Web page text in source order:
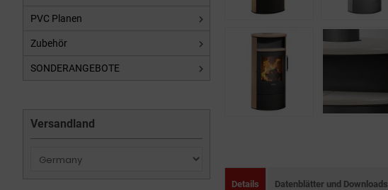
Details Datenblätter und Downloads
PVC Planen
Zubehör
SONDERANGEBOTE
Versandland